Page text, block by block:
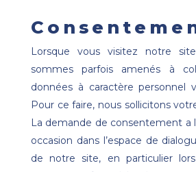
Lorsque vous visitez notre
sommes parfois amenés à
données à caractère personnel
Pour ce faire, nous sollicitons
La demande de consentement a
occasion dans l’espace de
de notre site, en particulier